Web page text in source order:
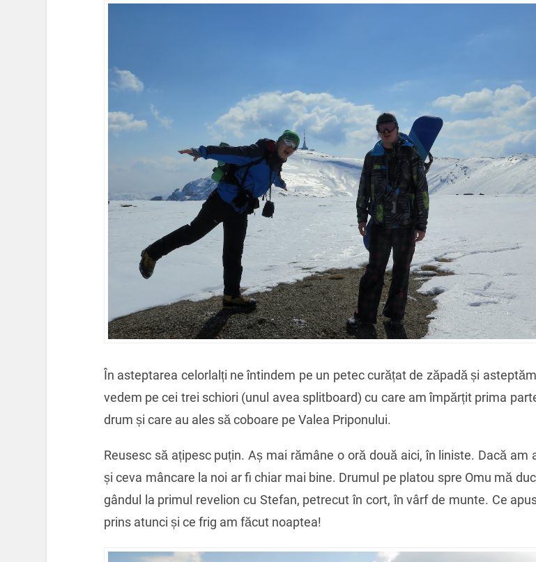
În asteptarea celorlalți ne întindem pe un petec curățat de zăpadă și
vedem pe cei trei schiori (unul avea splitboard) cu care am împărțit prima
drum și care au ales să coboare pe Valea Priponului.
Reusesc să ațipesc puțin. Aș mai rămâne o oră două aici, în liniste. Dacă am
și ceva mâncare la noi ar fi chiar mai bine. Drumul pe platou spre Omu mă
gândul la primul revelion cu Stefan, petrecut în cort, în vârf de munte. Ce
prins atunci și ce frig am făcut noaptea!